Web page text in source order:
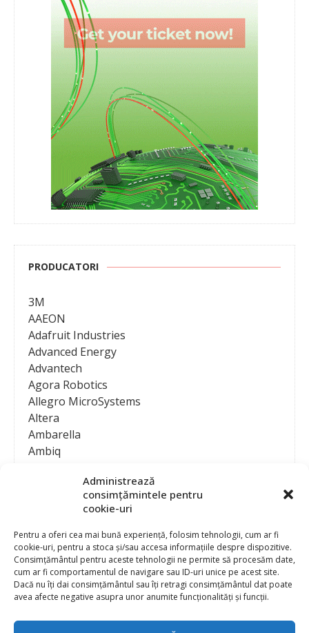
Administrează
consimțămintele pentru
cookie-uri
Pentru a oferi cea mai bună experiență, folosim tehnologii, cum ar fi
cookie-uri, pentru a stoca și/sau accesa informațiile despre dispozitive.
Consimțământul pentru aceste tehnologii ne permite să procesăm date,
cum ar fi comportamentul de navigare sau ID-uri unice pe acest site.
Dacă nu îți dai consimțământul sau îți retragi consimțământul dat poate
avea afecte negative asupra unor anumite funcționalități și funcții.
PRODUCATORI
3M
AAEON
Adafruit Industries
Advanced Energy
Advantech
Agora Robotics
Allegro MicroSystems
Altera
Ambarella
Ambiq
Analog Devices
Anritsu Corporation
Ansys
APS
Arduino
Arm
Asentics
ASM